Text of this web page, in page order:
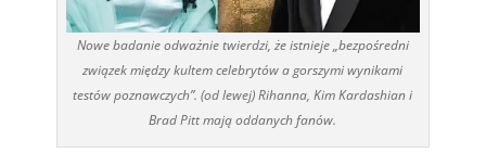
Nowe badanie odważnie twierdzi, że istnieje „bezpośredni
związek między kultem celebrytów a gorszymi wynikami
testów poznawczych”. (od lewej) Rihanna, Kim Kardashian i
Brad Pitt mają oddanych fanów.